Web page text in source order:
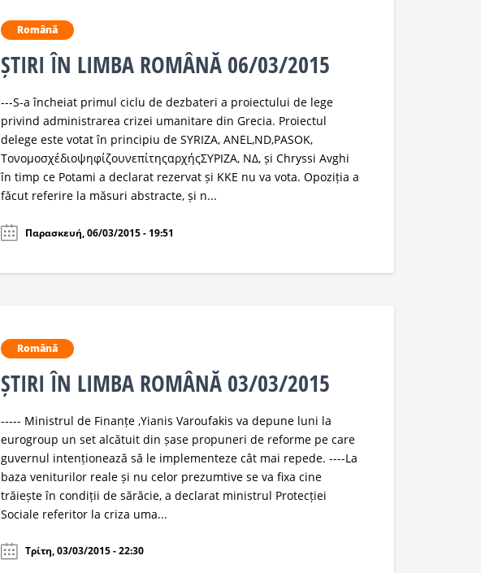
Română
ȘTIRI ÎN LIMBA ROMÂNĂ 06/03/2015
---S-a încheiat primul ciclu de dezbateri a proiectului de lege
privind administrarea crizei umanitare din Grecia. Proiectul
delege este votat în principiu de SYRIZA, ANEL,ND,PASOK,
ΤονομοσχέδιοψηφίζουνεπίτηςαρχήςΣΥΡΙΖΑ, ΝΔ, și Chryssi Avghi
în timp ce Potami a declarat rezervat și KKE nu va vota. Opoziția a
făcut referire la măsuri abstracte, și n...
Παρασκευή, 06/03/2015 - 19:51
Română
ȘTIRI ÎN LIMBA ROMÂNĂ 03/03/2015
----- Ministrul de Finanțe ,Yianis Varoufakis va depune luni la
eurogroup un set alcătuit din șase propuneri de reforme pe care
guvernul intenționează să le implementeze cât mai repede. ----La
baza veniturilor reale și nu celor prezumtive se va fixa cine
trăiește în condiții de sărăcie, a declarat ministrul Protecției
Sociale referitor la criza uma...
Τρίτη, 03/03/2015 - 22:30